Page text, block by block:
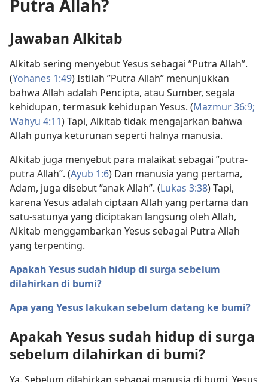
Putra Allah?
Jawaban Alkitab
Alkitab sering menyebut Yesus sebagai ”Putra Allah”.
(Yohanes 1:49) Istilah ”Putra Allah” menunjukkan
bahwa Allah adalah Pencipta, atau Sumber, segala
kehidupan, termasuk kehidupan Yesus. (Mazmur 36:9;
Wahyu 4:11) Tapi, Alkitab tidak mengajarkan bahwa
Allah punya keturunan seperti halnya manusia.
Alkitab juga menyebut para malaikat sebagai ”putra-
putra Allah”. (Ayub 1:6) Dan manusia yang pertama,
Adam, juga disebut ”anak Allah”. (Lukas 3:38) Tapi,
karena Yesus adalah ciptaan Allah yang pertama dan
satu-satunya yang diciptakan langsung oleh Allah,
Alkitab menggambarkan Yesus sebagai Putra Allah
yang terpenting.
Apakah Yesus sudah hidup di surga sebelum
dilahirkan di bumi?
Apa yang Yesus lakukan sebelum datang ke bumi?
Apakah Yesus sudah hidup di surga
sebelum dilahirkan di bumi?